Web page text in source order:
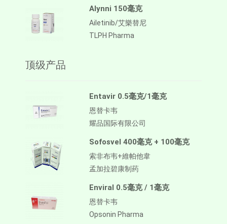
Alynni 150毫克
Ailetinib/艾樂替尼
TLPH Pharma
顶级产品
Entavir 0.5毫克/1毫克
恩替卡韦
耀品国际有限公司
Sofosvel 400毫克 + 100毫克
索非布韦+維帕他韋
孟加拉碧康制药
Enviral 0.5毫克 / 1毫克
恩替卡韦
Opsonin Pharma